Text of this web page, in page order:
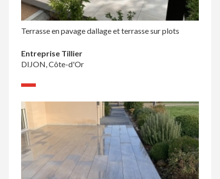
Terrasse en pavage dallage et terrasse sur plots
Entreprise Tillier
DIJON, Côte-d'Or